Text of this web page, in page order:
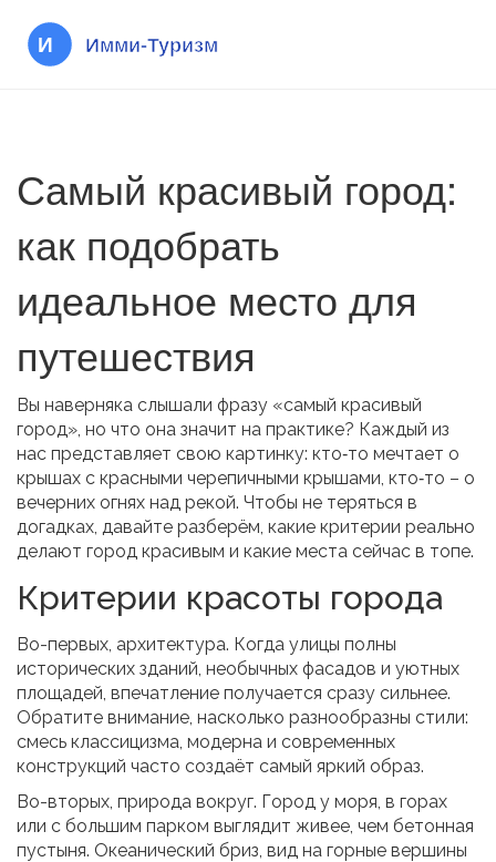
Самый красивый город:
как подобрать
идеальное место для
путешествия
Вы наверняка слышали фразу «самый красивый
город», но что она значит на практике? Каждый из
нас представляет свою картинку: кто‑то мечтает о
крышах с красными черепичными крышами, кто‑то – о
вечерних огнях над рекой. Чтобы не теряться в
догадках, давайте разберём, какие критерии реально
делают город красивым и какие места сейчас в топе.
Критерии красоты города
Во-первых, архитектура. Когда улицы полны
исторических зданий, необычных фасадов и уютных
площадей, впечатление получается сразу сильнее.
Обратите внимание, насколько разнообразны стили:
смесь классицизма, модерна и современных
конструкций часто создаёт самый яркий образ.
Во-вторых, природа вокруг. Город у моря, в горах
или с большим парком выглядит живее, чем бетонная
пустыня. Океанический бриз, вид на горные вершины